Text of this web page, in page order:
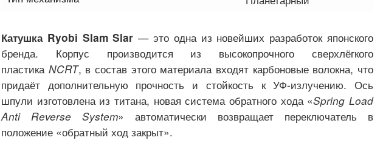
Катушка Ryobi Slam Slar — это одна из новейших разработок японского
бренда. Корпус производится из высокопрочного сверхлёгкого
пластика NCRT, в состав этого материала входят карбоновые волокна, что
придаёт дополнительную прочность и стойкость к УФ-излучению. Ось
шпули изготовлена из титана, новая система обратного хода «Spring Load
Anti Reverse System» автоматически возвращает переключатель в
положение «обратный ход закрыт».